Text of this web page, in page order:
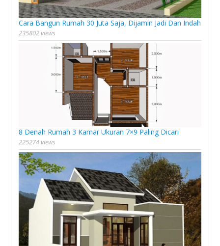
Cara Bangun Rumah 30 Juta Saja, Dijamin Jadi Dan Indah
235802 views
8 Denah Rumah 3 Kamar Ukuran 7×9 Paling Dicari
225274 views